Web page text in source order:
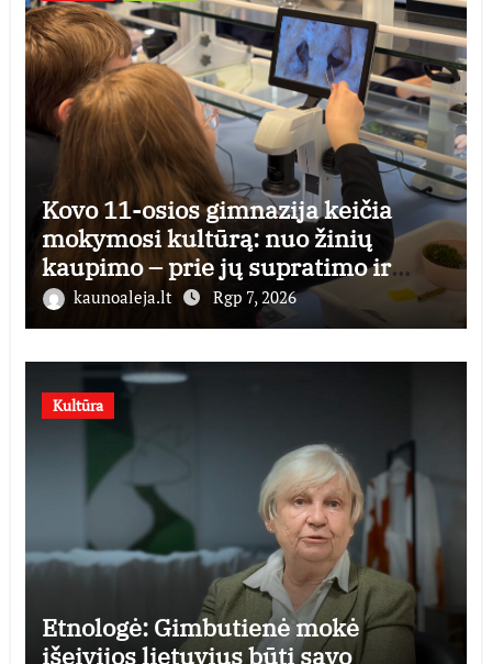
Kovo 11-osios gimnazija keičia
mokymosi kultūrą: nuo žinių
kaupimo – prie jų supratimo ir
taikymo
kaunoaleja.lt Rgp 7, 2026
Kultūra
Etnologė: Gimbutienė mokė
išeivijos lietuvius būti savo